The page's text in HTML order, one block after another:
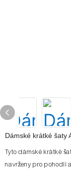
Dámské krátké šaty
Tyto dámské krátké
navrženy pro pohodlí